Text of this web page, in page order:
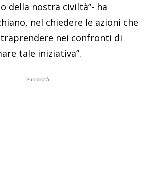
della nostra civiltà”- ha
nel chiedere le azioni che
nei confronti di
tale iniziativa”.
Pubblicità